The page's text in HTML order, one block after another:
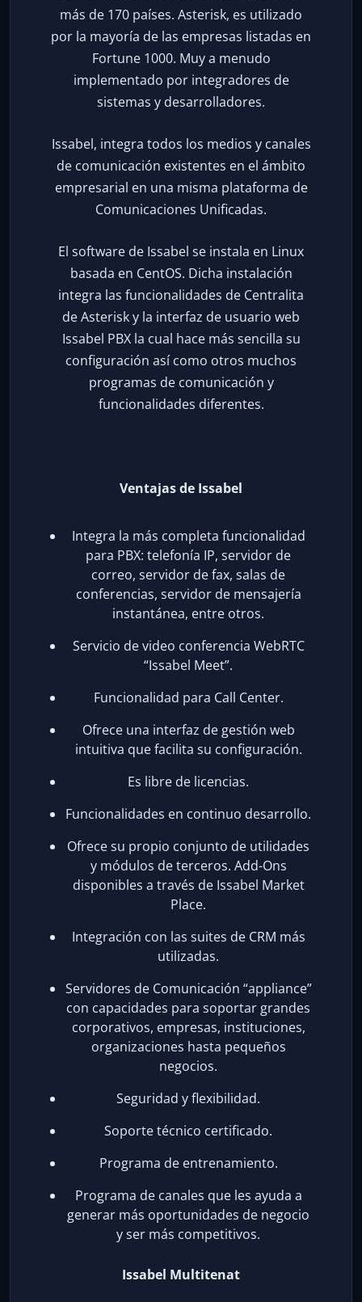
más de 170 países. Asterisk, es utilizado
por la mayoría de las empresas listadas en
Fortune 1000. Muy a menudo
implementado por integradores de
sistemas y desarrolladores.
Issabel, integra todos los medios y canales
de comunicación existentes en el ámbito
empresarial en una misma plataforma de
Comunicaciones Unificadas.
El software de Issabel se instala en Linux
basada en CentOS. Dicha instalación
integra las funcionalidades de Centralita
de Asterisk y la interfaz de usuario web
Issabel PBX la cual hace más sencilla su
configuración así como otros muchos
programas de comunicación y
funcionalidades diferentes.
Ventajas de Issabel
Integra la más completa funcionalidad
para PBX: telefonía IP, servidor de
correo, servidor de fax, salas de
conferencias, servidor de mensajería
instantánea, entre otros.
Servicio de video conferencia WebRTC
“Issabel Meet”.
Funcionalidad para Call Center.
Ofrece una interfaz de gestión web
intuitiva que facilita su configuración.
Es libre de licencias.
Funcionalidades en continuo desarrollo.
Ofrece su propio conjunto de utilidades
y módulos de terceros. Add-Ons
disponibles a través de Issabel Market
Place.
Integración con las suites de CRM más
utilizadas.
Servidores de Comunicación “appliance”
con capacidades para soportar grandes
corporativos, empresas, instituciones,
organizaciones hasta pequeños
negocios.
Seguridad y flexibilidad.
Soporte técnico certificado.
Programa de entrenamiento.
Programa de canales que les ayuda a
generar más oportunidades de negocio
y ser más competitivos.
Issabel Multitenat